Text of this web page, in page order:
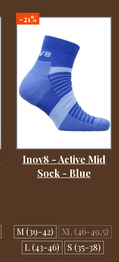
-21%
Inov8 - Active Mid
Sock - Blue
M (39-42)
XL (46-49,5)
L (43-46)
S (35-38)